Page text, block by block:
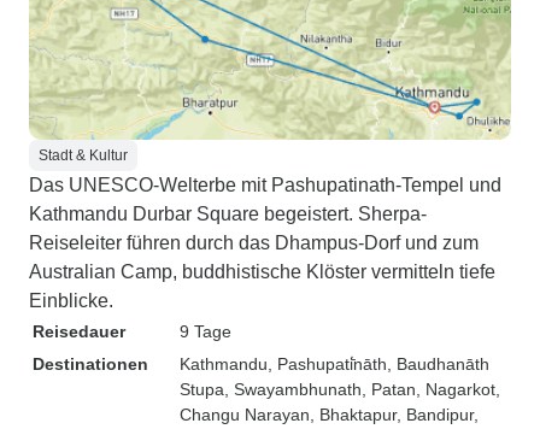
Stadt & Kultur
Das UNESCO-Welterbe mit Pashupatinath-Tempel und
Kathmandu Durbar Square begeistert. Sherpa-
Reiseleiter führen durch das Dhampus-Dorf und zum
Australian Camp, buddhistische Klöster vermitteln tiefe
Einblicke.
Reisedauer
9 Tage
Destinationen
Kathmandu , Pashupati̇̄nāth , Baudhanāth
Stupa , Swayambhunath , Patan , Nagarkot
Changu Narayan , Bhaktapur, Bandipur,